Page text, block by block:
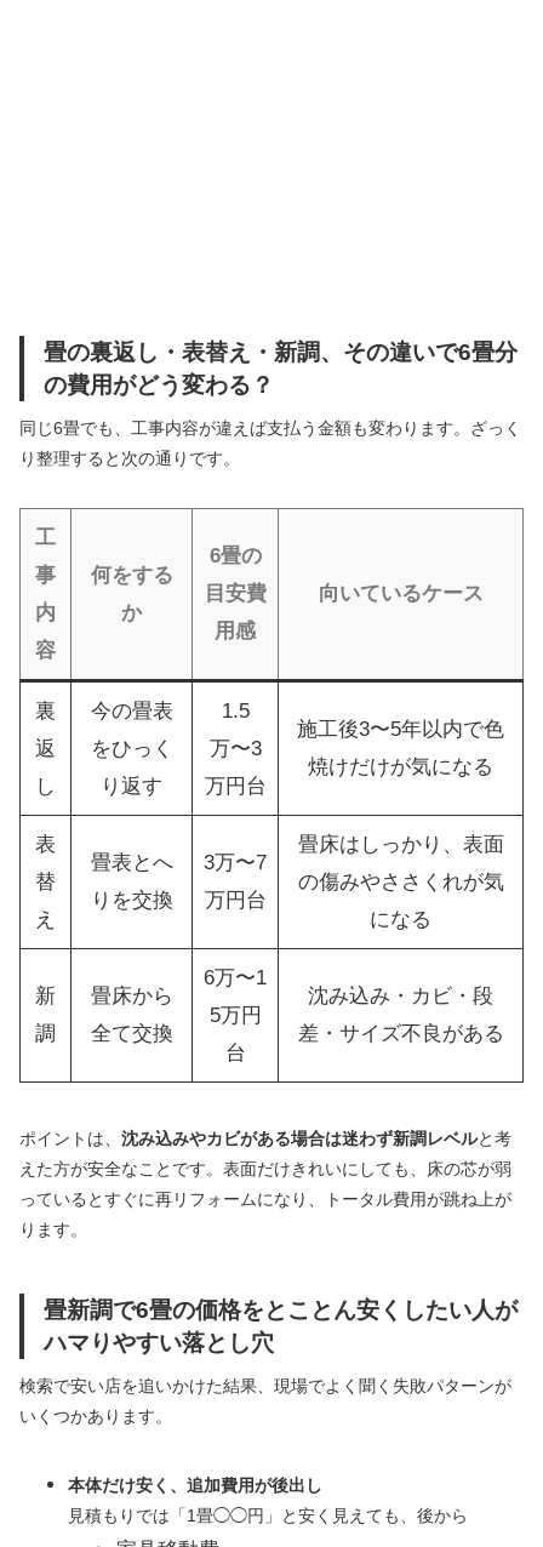
畳の裏返し・表替え・新調、その違いで6畳分
の費用がどう変わる？
同じ6畳でも、工事内容が違えば支払う金額も変わります。ざっく
り整理すると次の通りです。
工
事
内
容
何をする
か
6畳の
目安費
用感
向いているケース
裏
返
し
今の畳表
をひっく
り返す
1.5
万〜3
万円台
施工後3〜5年以内で色
焼けだけが気になる
表
替
え
畳表とへ
りを交換
3万〜7
万円台
畳床はしっかり、表面
の傷みやささくれが気
になる
新
調
畳床から
全て交換
6万〜1
5万円
台
沈み込み・カビ・段
差・サイズ不良がある
ポイントは、 沈み込みやカビがある場合は迷わず新調レベルと考
えた方が安全なことです。表面だけきれいにしても、床の芯が弱
っているとすぐに再リフォームになり、トータル費用が跳ね上が
ります。
畳新調で6畳の価格をとことん安くしたい人が
ハマりやすい落とし穴
検索で安い店を追いかけた結果、現場でよく聞く失敗パターンが
いくつかあります。
本体だけ安く、追加費用が後出し
見積もりでは「1畳◯◯円」と安く見えても、後から